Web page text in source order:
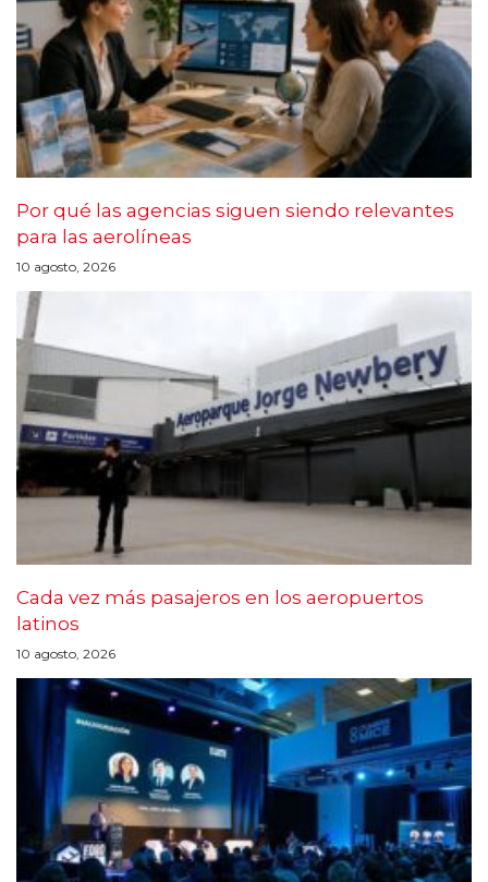
Por qué las agencias siguen siendo relevantes
para las aerolíneas
10 agosto, 2026
Cada vez más pasajeros en los aeropuertos
latinos
10 agosto, 2026